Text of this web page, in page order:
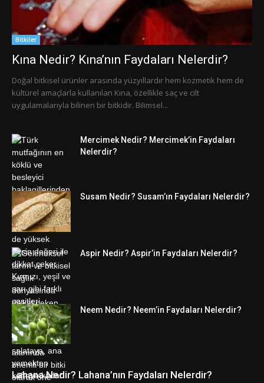
Bitkiler
Kına Nedir? Kına’nın Faydaları Nelerdir?
Doğal bitkisel ürünler arasında yüzyıllardır hem kozmetik hem de
kültürel amaçlarla kullanılan Kına, özellikle saç ve cilt
uygulamalarıyla bilinen bir bitkidir. Bilimsel...
Mercimek Nedir? Mercimek’in Faydaları
Nelerdir?
Susam Nedir? Susam’ın Faydaları Nelerdir?
Aspir Nedir? Aspir’in Faydaları Nelerdir?
Neem Nedir? Neem’in Faydaları Nelerdir?
Lahana Nedir? Lahana’nın Faydaları Nelerdir?